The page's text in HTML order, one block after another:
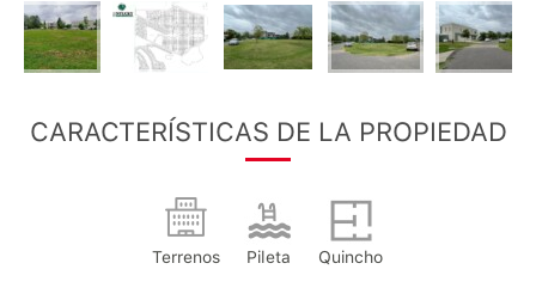
CARACTERÍSTICAS DE LA PROPIEDAD
Terrenos Pileta Quincho